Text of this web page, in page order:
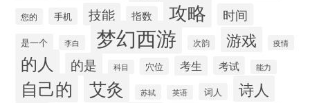
您的 手机 技能 指数 攻略 时间
是一个 李白 梦幻西游 次韵 游戏 疫情
的人 的是 科目 穴位 考生 考试 能力
自己的 艾灸 苏轼 英语 词人 诗人